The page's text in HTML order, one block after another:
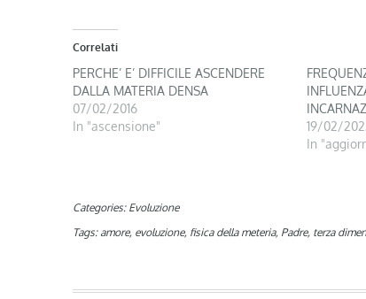
Correlati
PERCHE’ E’ DIFFICILE ASCENDERE
DALLA MATERIA DENSA
07/02/2016
In "ascensione"
19/02/
In
Categories: Evoluzione
Tags: amore, evoluzione, fisica della meteria, Padre, terza